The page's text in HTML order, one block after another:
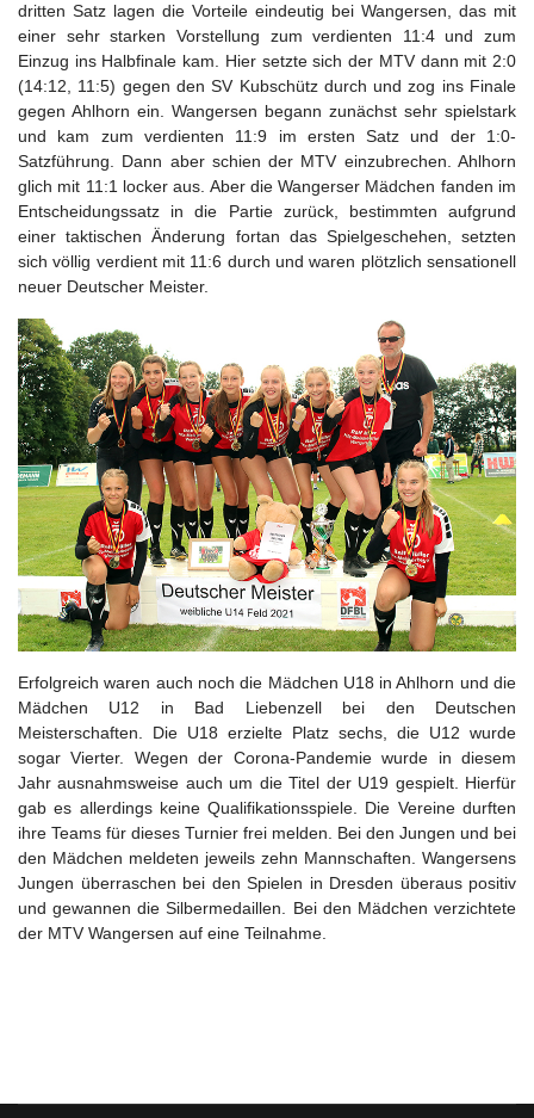
dritten Satz lagen die Vorteile eindeutig bei Wangersen, das mit
einer sehr starken Vorstellung zum verdienten 11:4 und zum
Einzug ins Halbfinale kam. Hier setzte sich der MTV dann mit 2:0
(14:12, 11:5) gegen den SV Kubschütz durch und zog ins Finale
gegen Ahlhorn ein. Wangersen begann zunächst sehr spielstark
und kam zum verdienten 11:9 im ersten Satz und der 1:0-
Satzführung. Dann aber schien der MTV einzubrechen. Ahlhorn
glich mit 11:1 locker aus. Aber die Wangerser Mädchen fanden im
Entscheidungssatz in die Partie zurück, bestimmten aufgrund
einer taktischen Änderung fortan das Spielgeschehen, setzten
sich völlig verdient mit 11:6 durch und waren plötzlich sensationell
neuer Deutscher Meister.
Erfolgreich waren auch noch die Mädchen U18 in Ahlhorn und die
Mädchen U12 in Bad Liebenzell bei den Deutschen
Meisterschaften. Die U18 erzielte Platz sechs, die U12 wurde
sogar Vierter. Wegen der Corona-Pandemie wurde in diesem
Jahr ausnahmsweise auch um die Titel der U19 gespielt. Hierfür
gab es allerdings keine Qualifikationsspiele. Die Vereine durften
ihre Teams für dieses Turnier frei melden. Bei den Jungen und bei
den Mädchen meldeten jeweils zehn Mannschaften. Wangersens
Jungen überraschen bei den Spielen in Dresden überaus positiv
und gewannen die Silbermedaillen. Bei den Mädchen verzichtete
der MTV Wangersen auf eine Teilnahme.